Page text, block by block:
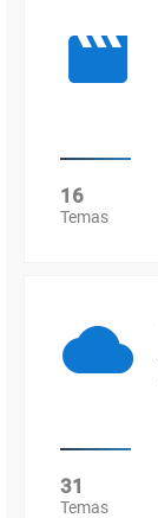
16
Temas
31
Temas